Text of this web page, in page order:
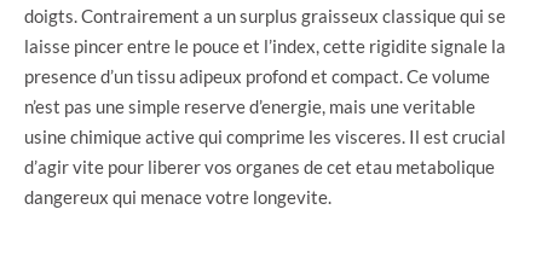
doigts. Contrairement a un surplus graisseux classique qui se
laisse pincer entre le pouce et l’index, cette rigidite signale la
presence d’un tissu adipeux profond et compact. Ce volume
n’est pas une simple reserve d’energie, mais une veritable
usine chimique active qui comprime les visceres. Il est crucial
d’agir vite pour liberer vos organes de cet etau metabolique
dangereux qui menace votre longevite.